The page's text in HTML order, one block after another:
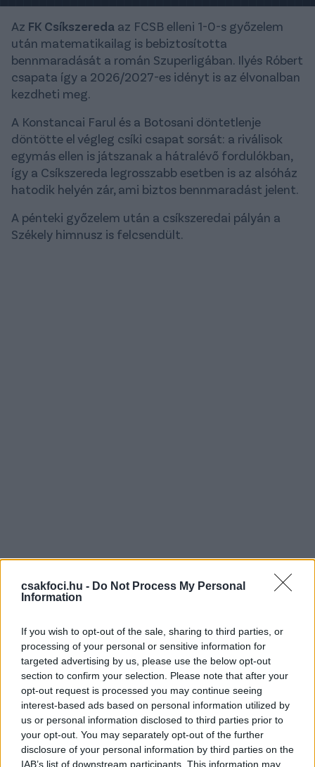
csakfoci.hu - Do Not Process My Personal
Information
If you wish to opt-out of the sale, sharing to third parties, or
processing of your personal or sensitive information for
targeted advertising by us, please use the below opt-out
section to confirm your selection. Please note that after your
opt-out request is processed you may continue seeing
interest-based ads based on personal information utilized by
us or personal information disclosed to third parties prior to
your opt-out. You may separately opt-out of the further
disclosure of your personal information by third parties on the
IAB’s list of downstream participants. This information may
Az FK Csíkszereda az FCSB elleni 1-0-s győzelem
után matematikailag is bebiztosította
bennmaradását a román Szuperligában. Ilyés Róbert
csapata így a 2026/2027-es idényt is az élvonalban
kezdheti meg.
A Konstancai Farul és a Botosani döntetlenje
döntötte el végleg csíki csapat sorsát: a riválisok
egymás ellen is játszanak a hátralévő fordulókban,
így a Csíkszereda legrosszabb esetben is az alsóház
hatodik helyén zár, ami biztos bennmaradást jelent.
A pénteki győzelem után a csíkszeredai pályán a
Székely himnusz is felcsendült.